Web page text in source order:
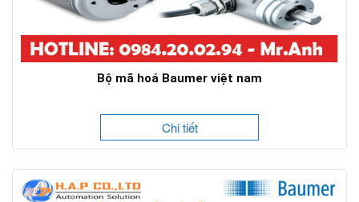
Bộ mã hoá Baumer việt nam
Chi tiết